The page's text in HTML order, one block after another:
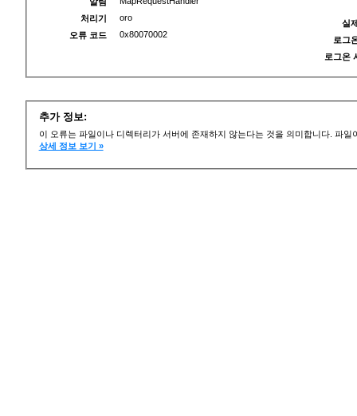
처리기
oro
오류 코드
0x80070002
실
로그
로그온
추가 정보:
이 오류는 파일이나 디렉터리가 서버에 존재하지 않는다는 것을 의미합니다. 파
상세 정보 보기 »